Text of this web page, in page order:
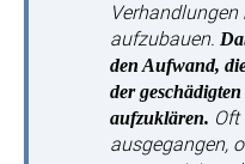
aufzubauen.
den Aufwand,
der
aufzuklären.
ausgegangen,